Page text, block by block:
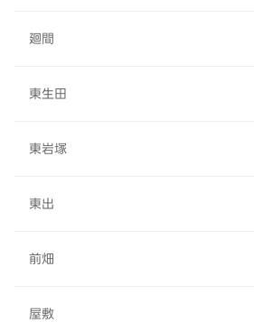
廻間
東生田
東岩塚
東出
前畑
屋敷